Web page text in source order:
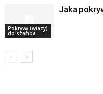
Pokrywy (włazy)
do szamba
Jaka